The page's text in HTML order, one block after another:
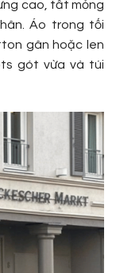
cao, tất mỏng
Áo trong tối
gân hoặc len
gót vừa và túi